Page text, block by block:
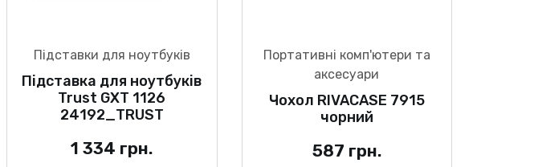
Підставки для ноутбуків
Підставка для ноутбуків
Trust GXT 1126
24192_TRUST
1 334 грн.
Портативні комп'ютери та
аксесуари
Чохол RIVACASE 7915
чорний
587 грн.